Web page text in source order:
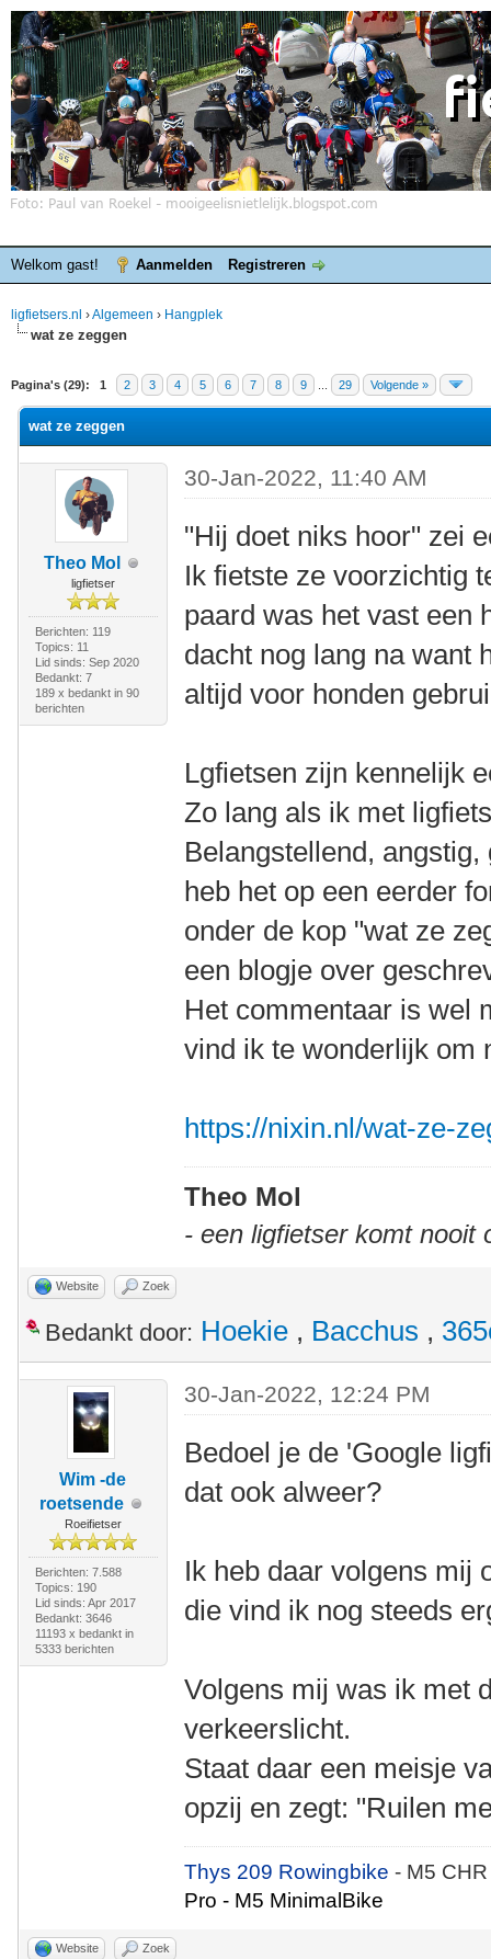
Welkom gast! Aanmelden Registreren
ligfietsers.nl ›Algemeen › Hangplek
wat ze zeggen
Pagina's (29): 1 2 3 4 5 6 7 8 9 29 Volgende »
waardering is 0
wat ze zeggen
Theo Mol
ligfietser
Berichten: 119
Topics: 11
Lid sinds: Sep 2020
Bedankt: 7
189 x bedankt in 90
berichten
30-Jan-2022, 11:40 AM
"Hij doet niks hoor" zei
Ik fietste ze voorzichtig
paard was het vast een
dacht nog lang na want
altijd voor honden
Lgfietsen zijn kennelijk
Zo lang als ik met
Belangstellend,
heb het op een eerder
onder de kop "wat ze
een blogje over
Het commentaar is wel
vind ik te wonderlijk om
https://nixin.nl/wat-ze-
Theo Mol
- een ligfietser komt nooit
Website Zoek
Bedankt door: Hoekie , Bacchus ,
Wim -de
roetsende
Roeifietser
Berichten: 7.588
Topics: 190
Lid sinds: Apr 2017
Bedankt: 3646
11193 x bedankt in
5333 berichten
30-Jan-2022, 12:24 PM
Bedoel je de 'Google
dat ook alweer?
Ik heb daar volgens mij
die vind ik nog steeds
Volgens mij was ik met
verkeerslicht.
Staat daar een meisje
opzij en zegt: "Ruilen
Thys 209 Rowingbike- M5
Pro - M5 MinimalBike
Website Zoek